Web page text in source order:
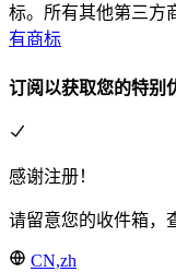
标。所有其他第三方
有商标
订阅以获取您的特别
感谢注册！
请留意您的收件箱，
CN,zh